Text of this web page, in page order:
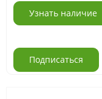
Узнать наличие
Подписаться